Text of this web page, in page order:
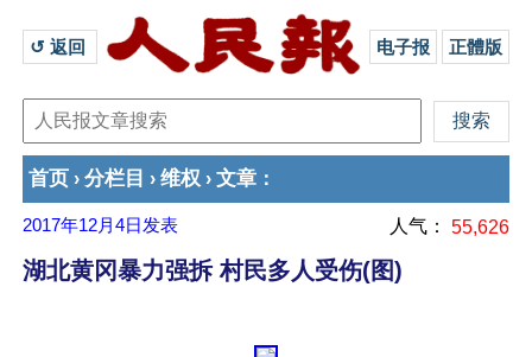
↺ 返回 电子报 正體版
首页 › 分栏目 › 维权 › 文章 ：
2017年12月4日 发表 人气： 55,626
湖北黄冈暴力强拆 村民多人受伤(图)